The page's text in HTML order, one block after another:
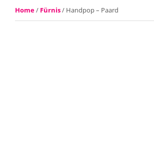
Home/ Fürnis/ Handpop – Paard